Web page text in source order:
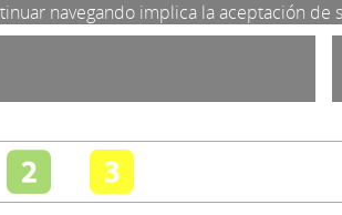
navegando implica la aceptación de